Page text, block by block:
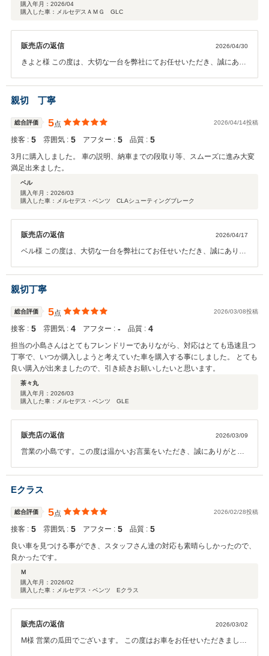
購入年月： 2026/04
購入した車：メルセデスＡＭＧ GLC
販売店の返信 2026/04/30
きよと様 この度は、大切な一台を弊社にてお任せいただき、誠にあり
のになる様、 世田谷南スタッフ一同、しっかりとサポートさせていた
だきますので、末永いお付き合いを宜しくお願い致します！ メルセ
デス・ベンツ世田谷南 青木悠真
親切 丁寧
総合評価 5点 2026/04/14投稿
接客 : 5 雰囲気 : 5 アフター : 5 品質 : 5
3月に購入しました。 車の説明、納車までの段取り等、スムーズに進み大変
満足出来ました。
ベル
購入年月： 2026/03
購入した車：メルセデス・ベンツ CLAシューティングブレーク
販売店の返信 2026/04/17
ベル様 この度は、大切な一台を弊社にてお任せいただき、誠にありが
なる様、 世田谷南スタッフ一同、しっかりとサポートさせていただき
ますので、末永いお付き合いを宜しくお願い致します！ メルセデ
ス・ベンツ世田谷南 青木悠真
親切丁寧
総合評価 5点 2026/03/08投稿
接客 : 5 雰囲気 : 4 アフター : ‐ 品質 : 4
担当の小島さんはとてもフレンドリーでありながら、対応はとても迅速且つ
丁寧で、いつか購入しようと考えていた車を購入する事にしました。 とても
良い購入が出来ましたので、引き続きお願いしたいと思います。
茶々丸
購入年月： 2026/03
購入した車：メルセデス・ベンツ GLE
販売店の返信 2026/03/09
営業の小島です。この度は温かいお言葉をいただき、誠にありがとう
させていただいた私としても大変嬉しく思っております。長らくご検
討いただいていたお車をご購入いただけましたこと、私も心から嬉し
す。末永いお付き合いをどうぞよろしくお願いいたします。 営業担
当：小島
Eクラス
総合評価 5点 2026/02/28投稿
接客 : 5 雰囲気 : 5 アフター : 5 品質 : 5
良い車を見つける事ができ、スタッフさん達の対応も素晴らしかったので、
良かったです。
Ｍ
購入年月： 2026/02
購入した車：メルセデス・ベンツ Eクラス
販売店の返信 2026/03/02
M様 営業の瓜田でございます。 この度はお車をお任せいただきまして